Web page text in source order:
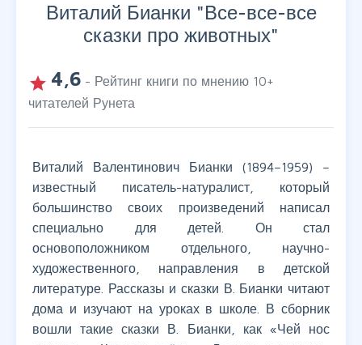
Виталий Бианки "Все-все-все
сказки про животных"
grade 4,6 - Рейтинг книги по мнению 10+
читателей Рунета
Виталий Валентинович Бианки (1894–1959) –
известный писатель-натуралист, который
большинство своих произведений написал
специально для детей. Он стал
основоположником отдельного, научно-
художественного, направления в детской
литературе. Рассказы и сказки В. Бианки читают
дома и изучают на уроках в школе. В сборник
вошли такие сказки В. Бианки, как «Чей нос